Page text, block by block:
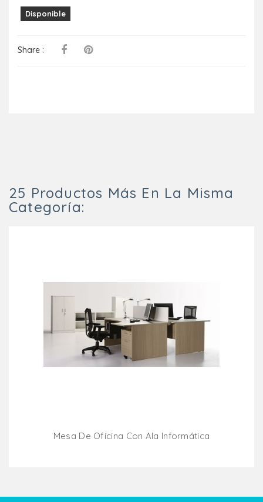
Disponible
Share :
25 Productos Más En La Misma
Categoría:
Mesa De Oficina Con Ala Informática